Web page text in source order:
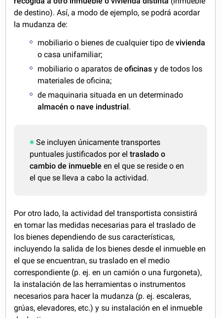
de destino). Así, a modo de ejemplo, se podrá acordar
la mudanza de:
mobiliario o bienes de cualquier tipo devivienda
o casa unifamiliar;
mobiliario o aparatos deoficinas y de todos los
materiales de oficina;
de maquinaria situada en un determinado
almacén o nave industrial.
Se incluyen únicamente transportes
puntuales justificados por el traslado o
cambio de inmueble en el que se reside o en
el que se lleva a cabo la actividad.
Por otro lado, la actividad del transportista consistirá
en tomar las medidas necesarias para el traslado de
los bienes dependiendo de sus características,
incluyendo la salida de los bienes desde el inmueble en
el que se encuentran, su traslado en el medio
correspondiente (p. ej. en un camión o una furgoneta),
la instalación de las herramientas o instrumentos
necesarios para hacer la mudanza (p. ej. escaleras,
grúas, elevadores, etc.) y su instalación en el inmueble